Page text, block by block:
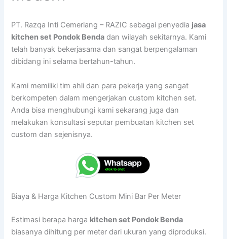
PT. Razqa Inti Cemerlang – RAZIC sebagai penyedia jasa
kitchen set Pondok Benda dan wilayah sekitarnya. Kami
telah banyak bekerjasama dan sangat berpengalaman
dibidang ini selama bertahun-tahun.
Kami memiliki tim ahli dan para pekerja yang sangat
berkompeten dalam mengerjakan custom kitchen set.
Anda bisa menghubungi kami sekarang juga dan
melakukan konsultasi seputar pembuatan kitchen set
custom dan sejenisnya.
Biaya & Harga Kitchen Custom Mini Bar Per Meter
Estimasi berapa harga kitchen set Pondok Benda
biasanya dihitung per meter dari ukuran yang diproduksi.